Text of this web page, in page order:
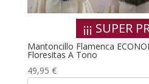
¡¡¡ SUPER
Mantoncillo Flamenca
Floresitas A Tono
49,95 €